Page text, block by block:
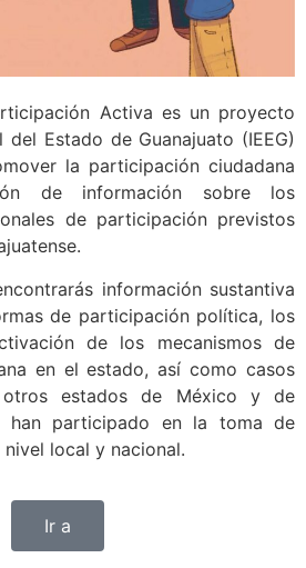
Activa es un proyecto
Estado de Guanajuato (IEEG)
la participación ciudadana
de información sobre los
de participación previstos
información sustantiva
de participación política, los
de los mecanismos de
en el estado, así como casos
otros estados de México y de
han participado en la toma de
local y nacional.
Ir a